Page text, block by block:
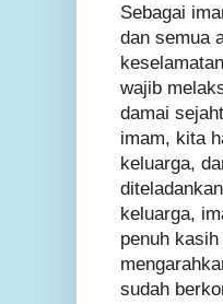
Sebagai
dan semua
wajib
damai
imam, kita
keluarga,
keluarga,
penuh
sudah